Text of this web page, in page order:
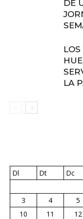
DE
LA
Dl
Dt Dc
3
4 5
10
11 12